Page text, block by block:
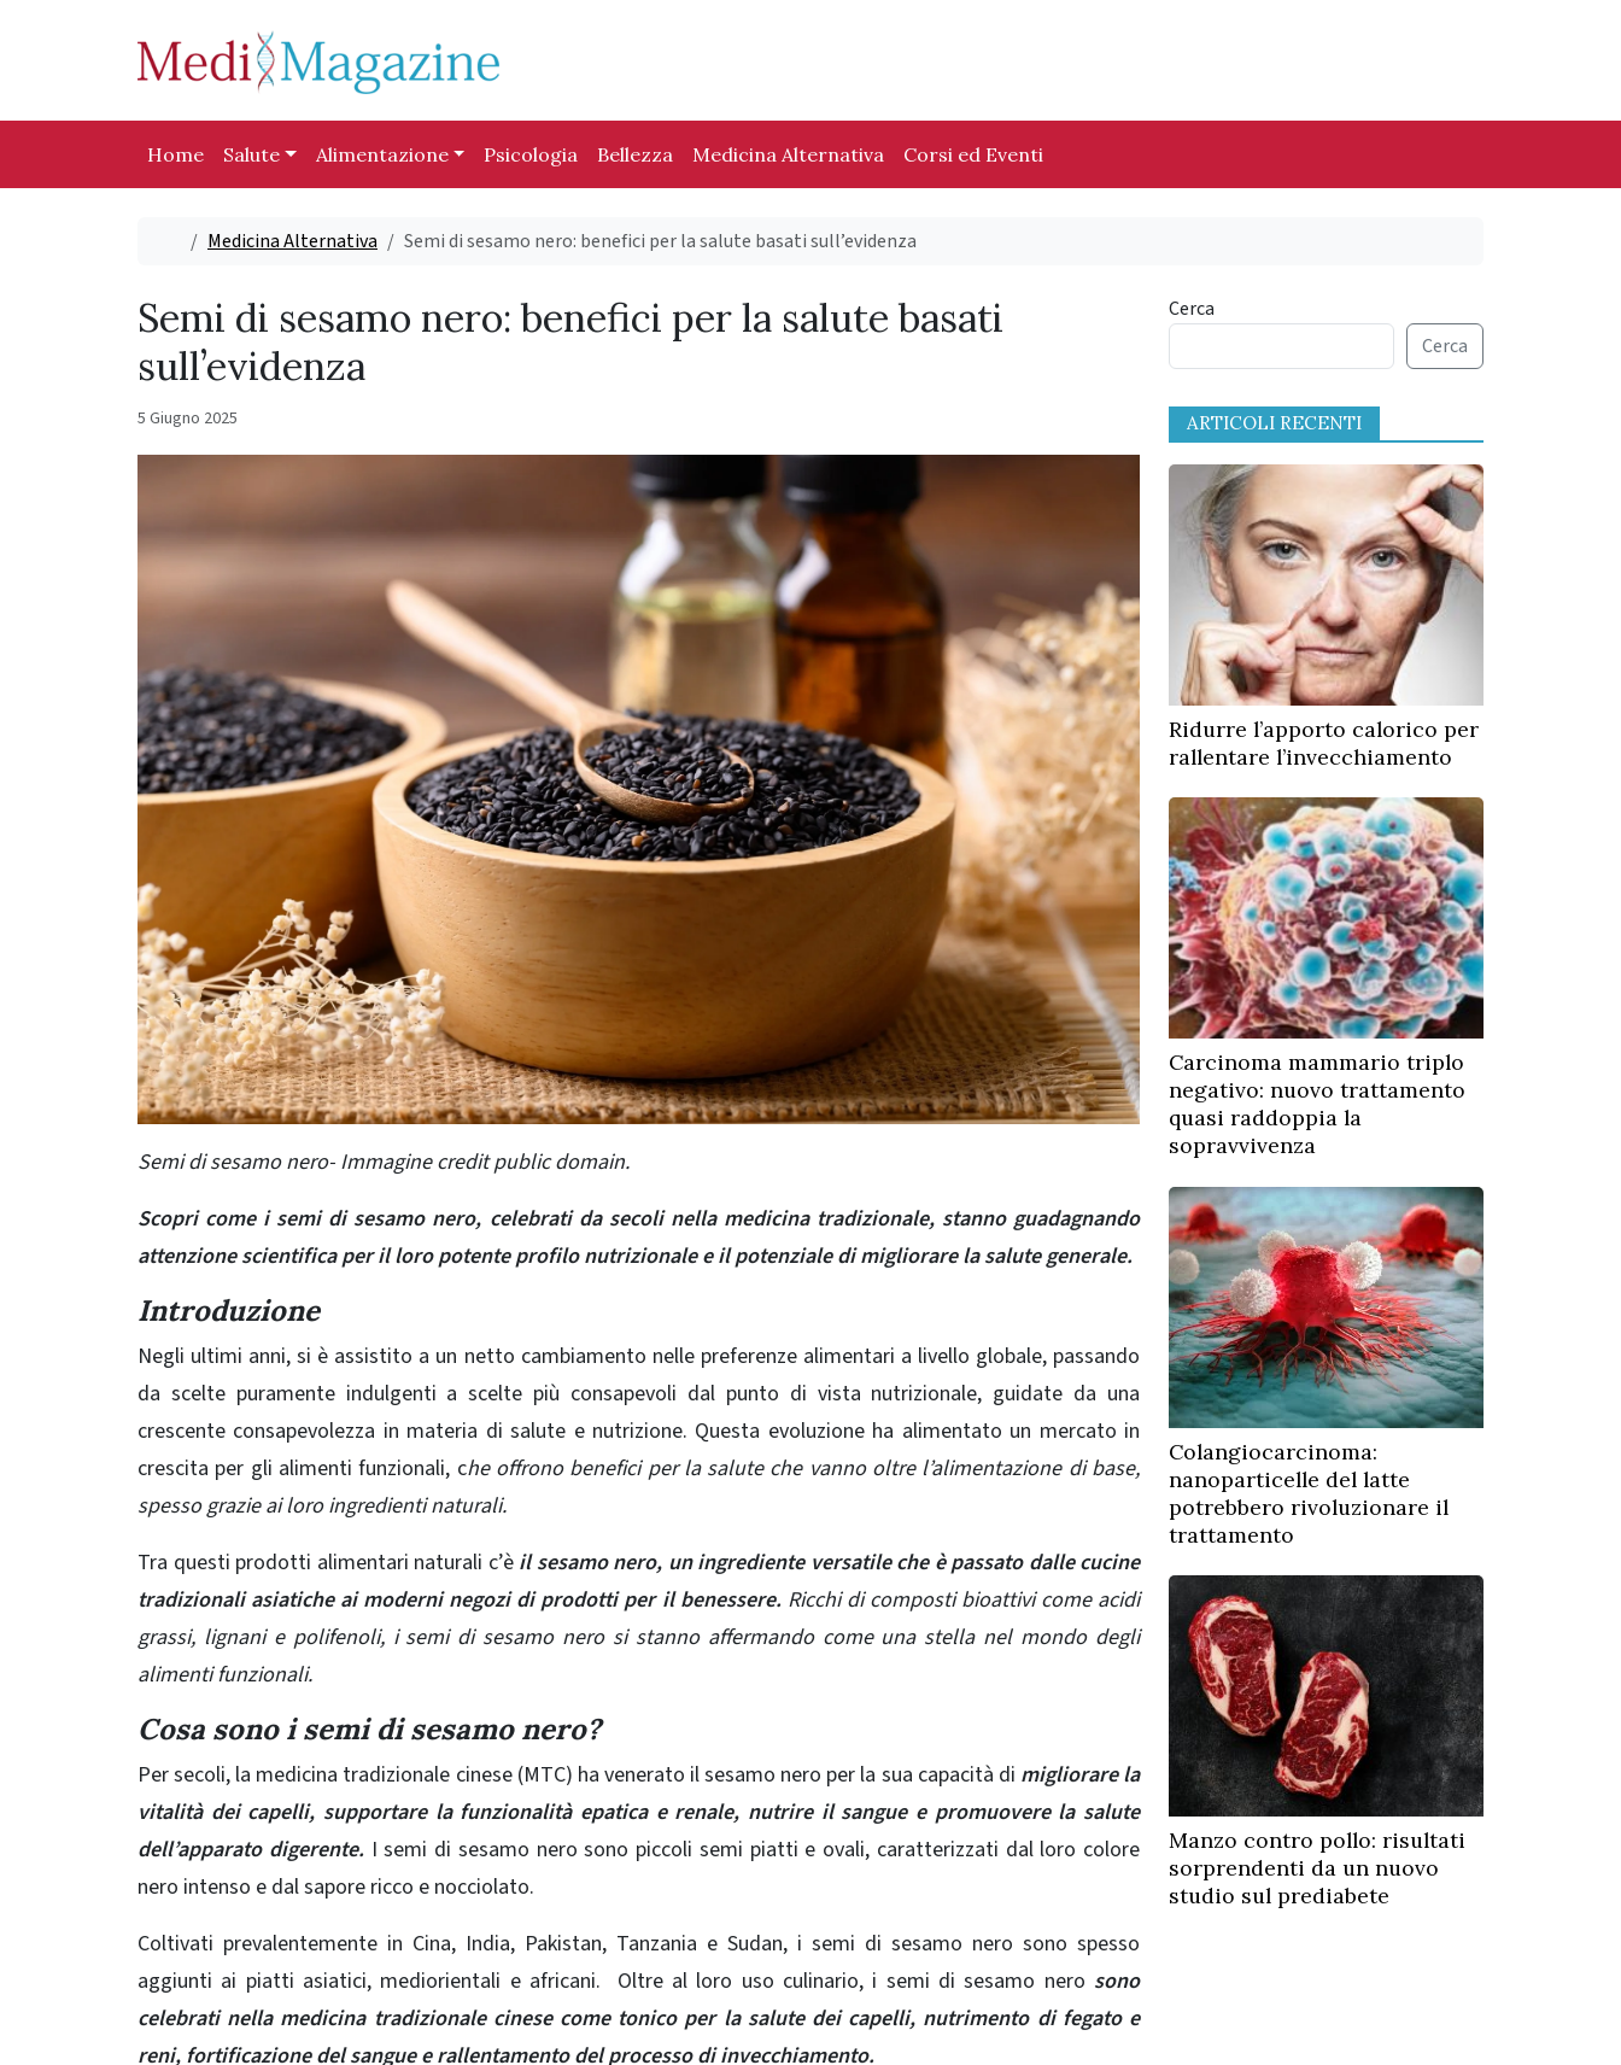
Home Salute Alimentazione Psicologia Bellezza Medicina Alternativa Corsi ed Eventi
HomeMedicina Alternativa Semi di sesamo nero: benefici per la salute basati sull’evidenza
Semi di sesamo nero: benefici per la salute basati
sull’evidenza
5 Giugno 2025
Semi di sesamo nero- Immagine credit public domain.
Scopri come i semi di sesamo nero, celebrati da secoli nella medicina tradizionale, stanno guadagnando
attenzione scientifica per il loro potente profilo nutrizionale e il potenziale di migliorare la salute generale.
Introduzione
Negli ultimi anni, si è assistito a un netto cambiamento nelle preferenze alimentari a livello globale, passando
da scelte puramente indulgenti a scelte più consapevoli dal punto di vista nutrizionale, guidate da una
crescente consapevolezza in materia di salute e nutrizione. Questa evoluzione ha alimentato un mercato in
crescita per gli alimenti funzionali, che offrono benefici per la salute che vanno oltre l’alimentazione di base,
spesso grazie ai loro ingredienti naturali.
Tra questi prodotti alimentari naturali c’è il sesamo nero, un ingrediente versatile che è passato dalle cucine
tradizionali asiatiche ai moderni negozi di prodotti per il benessere. Ricchi di composti bioattivi come acidi
grassi, lignani e polifenoli, i semi di sesamo nero si stanno affermando come una stella nel mondo degli
alimenti funzionali.
Cosa sono i semi di sesamo nero?
Per secoli, la medicina tradizionale cinese (MTC) ha venerato il sesamo nero per la sua capacità di migliorare la
vitalità dei capelli, supportare la funzionalità epatica e renale, nutrire il sangue e promuovere la salute
dell’apparato digerente. I semi di sesamo nero sono piccoli semi piatti e ovali, caratterizzati dal loro colore
nero intenso e dal sapore ricco e nocciolato.
Coltivati ​​prevalentemente in Cina, India, Pakistan, Tanzania e Sudan, i semi di sesamo nero sono spesso
aggiunti ai piatti asiatici, mediorientali e africani.
Oltre al loro uso culinario, i semi di sesamo nero sono
celebrati nella medicina tradizionale cinese come tonico per la salute dei capelli, nutrimento di fegato e
reni, fortificazione del sangue e rallentamento del processo di invecchiamento.
Cerca
Cerca
ARTICOLI RECENTI
Ridurre l’apporto calorico per
rallentare l’invecchiamento
Carcinoma mammario triplo
negativo: nuovo trattamento
quasi raddoppia la
sopravvivenza
Colangiocarcinoma:
nanoparticelle del latte
potrebbero rivoluzionare il
trattamento
Manzo contro pollo: risultati
sorprendenti da un nuovo
studio sul prediabete